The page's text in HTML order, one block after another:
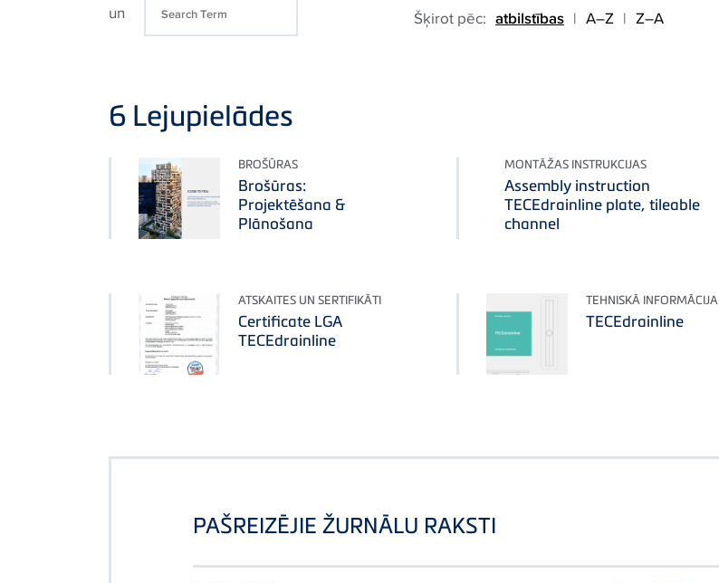
un Šķirot pēc: atbilstības | A–Z | Z–A
6 Lejupielādes
BROŠŪRAS
Brošūras:
Projektēšana &
Plānošana
MONTĀŽAS INSTRUKCIJAS
Assembly instruction
TECEdrainline plate, tileable
channel
ATSKAITES UN SERTIFIKĀTI
Certificate LGA
TECEdrainline
TEHNISKĀ INFORMĀCIJA
TECEdrainline
PAŠREIZĒJIE ŽURNĀLU RAKSTI